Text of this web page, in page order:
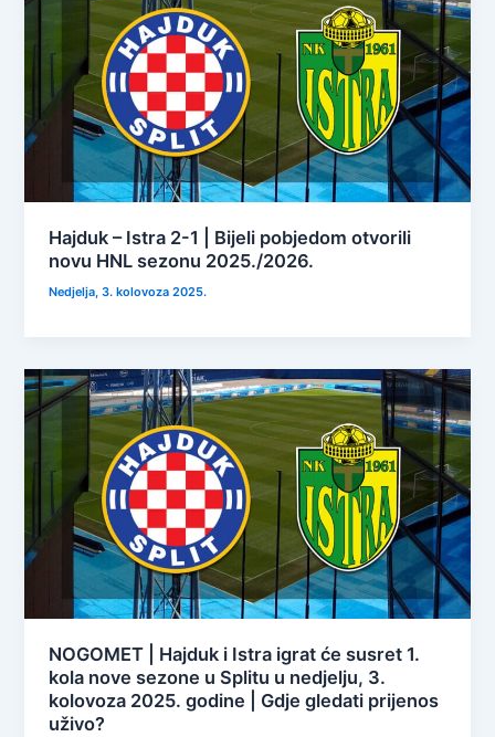
Hajduk – Istra 2-1 | Bijeli pobjedom otvorili
novu HNL sezonu 2025./2026.
Nedjelja, 3. kolovoza 2025.
NOGOMET | Hajduk i Istra igrat će susret 1.
kola nove sezone u Splitu u nedjelju, 3.
kolovoza 2025. godine | Gdje gledati prijenos
uživo?